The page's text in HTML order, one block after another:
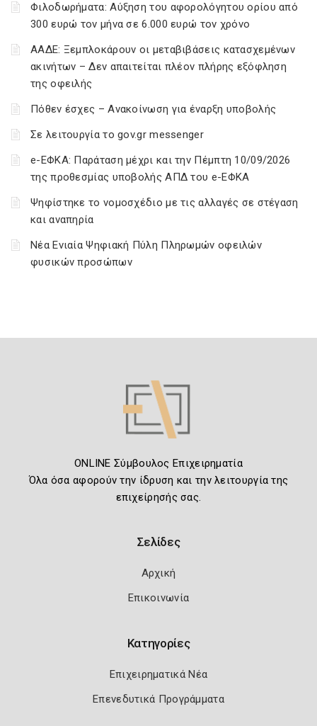
Φιλοδωρήματα: Αύξηση του αφορολόγητου ορίου από
300 ευρώ τον μήνα σε 6.000 ευρώ τον χρόνο
ΑΑΔΕ: Ξεμπλοκάρουν οι μεταβιβάσεις κατασχεμένων
ακινήτων – Δεν απαιτείται πλέον πλήρης εξόφληση
της οφειλής
Πόθεν έσχες – Ανακοίνωση για έναρξη υποβολής
Σε λειτουργία το gov.gr messenger
e-ΕΦΚΑ: Παράταση μέχρι και την Πέμπτη 10/09/2026
της προθεσμίας υποβολής ΑΠΔ του e-ΕΦΚΑ
Ψηφίστηκε το νομοσχέδιο με τις αλλαγές σε στέγαση
και αναπηρία
Νέα Ενιαία Ψηφιακή Πύλη Πληρωμών οφειλών
φυσικών προσώπων
ONLINE Σύμβουλος Επιχειρηματία
Όλα όσα αφορούν την ίδρυση και την λειτουργία της
επιχείρησής σας.
Σελίδες
Αρχική
Επικοινωνία
Κατηγορίες
Επιχειρηματικά Νέα
Επενεδυτικά Προγράμματα